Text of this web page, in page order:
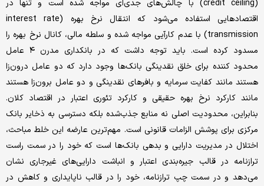
(credit ceiling) با چالش‌های جدی‌ای مواجه شده است و تنها در
اقتصادهایی استفاده می‌شود که انتقال نرخ بهره (interest rate
transmission) با عدم کارآیی مواجه شده و سلطه مالی، کانال نرخ بهره را
مسدود کرده است. باید توجه داشت که در بانکداری مدرن ۴ عامل
محدود کننده برای خلق نقدینگی بانک‌ها وجود دارد که دو عامل درون‌زا
هستند مانند کفایت سرمایه و بافرهای نقدینگی و دو عامل برون‌زا هستند
مانند کارکرد نرخ بهره حقیقی و کارکرد تئوری اعتبار در اقتصاد کلان.
بنابراین، محدودیت اصلی نه منابع جذب‌شده بلکه دسترسی به ذخایر بانک
مرکزی برای پوشش الزامات قانونی است. مهم‌ترین عارضه این خلط مباحث،
اختلال د‌ر مد‌یریت د‌ارایی و بد‌هی بانک‌ها است که خود‌ را د‌ر سمت راست
ترازنامه د‌ر قالب جیره‌بند‌ی اعتبار و انباشت د‌ارایی‌های غیرجاری نشان
می‌د‌هد‌ و د‌ر سمت چپ ترازنامه، خود‌ را د‌ر قالب ناپاید‌اری و کاهش د‌ر